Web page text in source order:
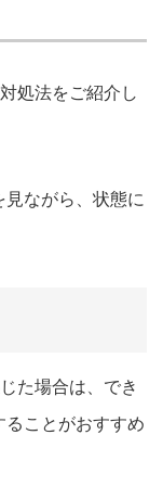
処法をご紹介し
見ながら、状態に
た場合は、でき
ることがおすすめ